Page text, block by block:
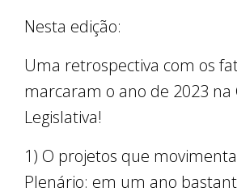
Nesta edição:
Uma retrospectiva com os
marcaram o ano de 2023 na
Legislativa!
1) O projetos que
Plenário: em um ano